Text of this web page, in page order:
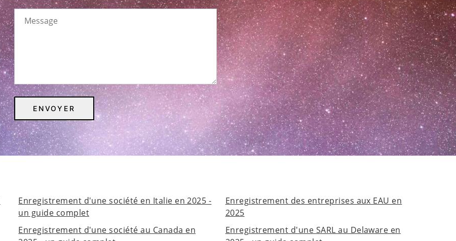
Enregistrement d'une société en Italie en 2025 -
un guide complet
Enregistrement d'une société au Canada en
Enregistrement des entreprises aux EAU en
2025
Enregistrement d'une SARL au Delaware en